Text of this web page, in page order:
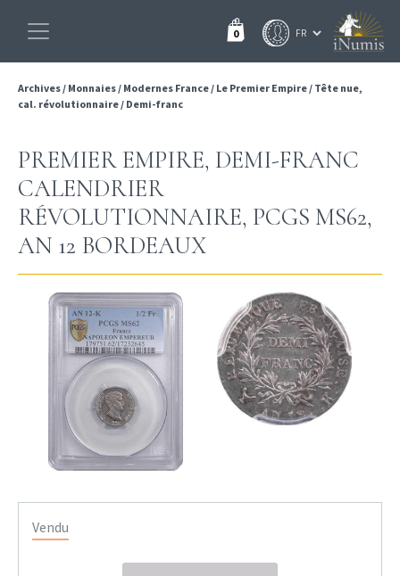
0
Archives/ Monnaies/ Modernes France/ Le Premier Empire/ Tête nue,
cal. révolutionnaire/ Demi-franc
PREMIER EMPIRE, DEMI-FRANC
CALENDRIER
RÉVOLUTIONNAIRE, PCGS MS62,
AN 12 BORDEAUX
Vendu